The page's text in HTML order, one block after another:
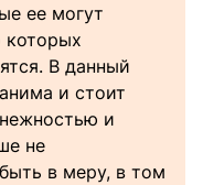
ее могут
которых
В данный
и стоит
и
не
в меру, в том